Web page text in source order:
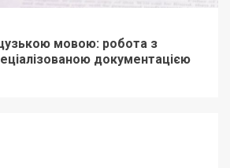
мовою: робота з
документацією